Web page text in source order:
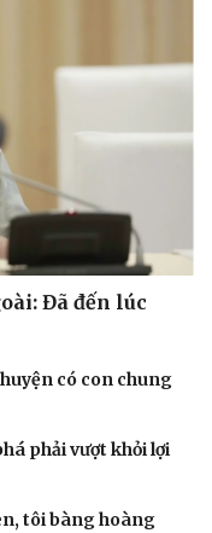
Đã đến lúc
có con chung
phải vượt khỏi lợi
tôi bàng hoàng